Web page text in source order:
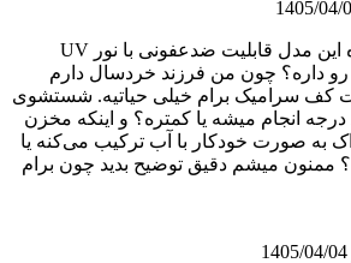
1405/04/
سلام. داک ۸ کاره این مدل قابلیت ضدعفونی با نور UV
داره؟ چون من فرزند خردسال دارم
کف سرامیک برام خیلی حیاتیه. شستشوی
پدها با آب داغ ۸۰ درجه انجام میشه یا کمتره؟ و اینکه مخزن
به صورت خودکار با آب ترکیب می‌کنه یا
ممنون میشم دقیق توضیح بدید چون برام
1405/04/04